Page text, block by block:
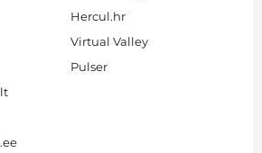
Hercul.hr
Virtual Valley
Pulser